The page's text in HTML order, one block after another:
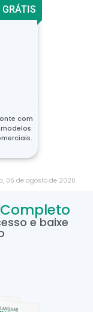
GRÁTIS
com
, 06 de agostode 2026
e baixe